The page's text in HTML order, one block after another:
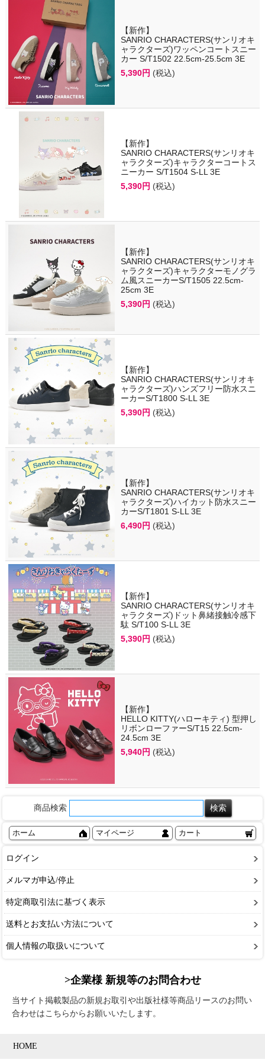
【新作】
SANRIO CHARACTERS(サンリオキ
ャラクターズ)ワッペンコートスニー
カー S/T1502 22.5cm-25.5cm 3E
5,390円 (税込)
【新作】
SANRIO CHARACTERS(サンリオキ
ャラクターズ)キャラクターコートス
ニーカー S/T1504 S-LL 3E
5,390円 (税込)
【新作】
SANRIO CHARACTERS(サンリオキ
ャラクターズ)キャラクターモノグラ
ム風スニーカーS/T1505 22.5cm-
25cm 3E
5,390円 (税込)
【新作】
SANRIO CHARACTERS(サンリオキ
ャラクターズ)ハンズフリー防水スニ
ーカーS/T1800 S-LL 3E
5,390円 (税込)
【新作】
SANRIO CHARACTERS(サンリオキ
ャラクターズ)ハイカット防水スニー
カーS/T1801 S-LL 3E
6,490円 (税込)
【新作】
SANRIO CHARACTERS(サンリオキ
ャラクターズ)ドット鼻緒接触冷感下
駄 S/T100 S-LL 3E
5,390円 (税込)
【新作】
HELLO KITTY(ハローキティ) 型押し
リボンローファーS/T15 22.5cm-
24.5cm 3E
5,940円 (税込)
商品検索
ホーム マイページ カート
ログイン
メルマガ申込/停止
特定商取引法に基づく表示
送料とお支払い方法について
個人情報の取扱いについて
>企業様 新規等のお問合わせ
当サイト掲載製品の新規お取引や出版社様等商品リースのお問い
合わせはこちらからお願いいたします。
HOME